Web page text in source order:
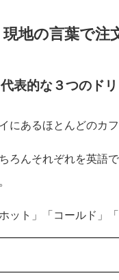
現地の言葉で注
代表的な３つのド
にあるほとんどのカ
ろんそれぞれを英語
ホット」「コールド」